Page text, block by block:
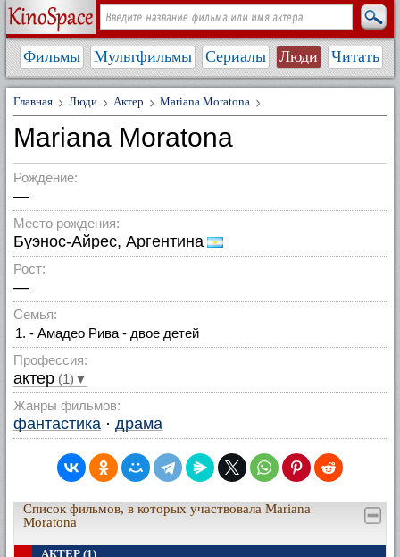
Фильмы Мультфильмы Сериалы Люди Читать
Главная Люди Актер Mariana Moratona
Mariana Moratona
Рождение:
—
Место рождения:
Буэнос-Айрес, Аргентина
Рост:
—
Семья:
- Амадео Рива - двое детей
Профессия:
актер (1)▼
Жанры фильмов:
фантастика · драма
Список фильмов, в которых участвовала Mariana
Moratona
АКТЕР (1)